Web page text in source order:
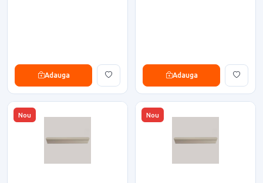
Adauga Adauga
Nou Nou